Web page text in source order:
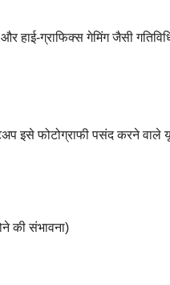
और हाई-ग्राफिक्स गेमिंग जैसी
इसे फोटोग्राफी पसंद करने वाले
की संभावना)